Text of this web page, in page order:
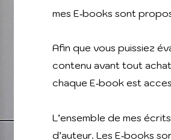
mes E‑books sont
Afin que vous puissiez
contenu avant tout
chaque E‑book est
L’ensemble de mes
d’auteur. Les E‑books